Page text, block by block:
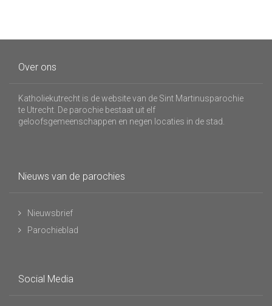
Over ons
Katholiekutrecht is de website van de Sint Martinusparochie
te Utrecht. De parochie bestaat uit elf
geloofsgemeenschappen en negen locaties in de stad.
Nieuws van de parochies
Nieuwsbrief
Parochieblad
Social Media